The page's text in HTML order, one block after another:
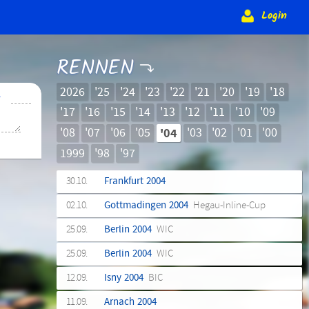
Login
RENNEN
2026 '25 '24 '23 '22 '21 '20 '19
'18
'17
'16 '15 '14 '13 '12 '11 '10
'09
'08
'07 '06 '05 '04 '03 '02 '01
'00
1999
'98 '97
30.10.
Frankfurt 2004
02.10.
Gottmadingen 2004 Hegau-Inline-Cup
25.09.
Berlin 2004 WIC
25.09.
Berlin 2004 WIC
12.09.
Isny 2004 BIC
11.09.
Arnach 2004